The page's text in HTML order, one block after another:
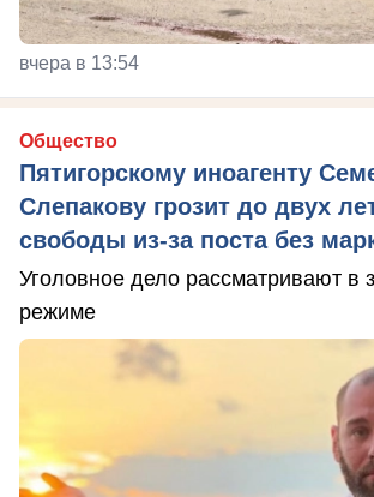
вчера в 13:54
Общество
Пятигорскому иноагенту
Слепакову грозит до двух
свободы из-за поста без
Уголовное дело рассматривают в
режиме